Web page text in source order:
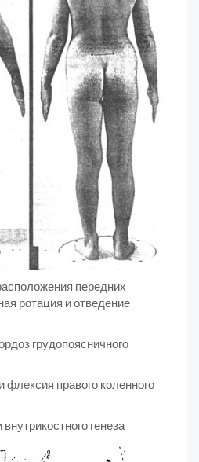
передних
ротация и отведение
грудопоясничного
флексия правого коленного
генеза